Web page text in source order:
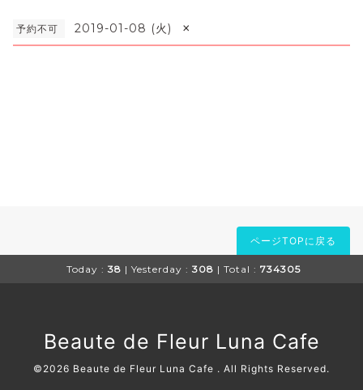
予約不可 2019-01-08 (火) ×
ページTOPに戻る
Today : 38 | Yesterday : 308 | Total : 734305
Beaute de Fleur Luna Cafe
©2026 Beaute de Fleur Luna Cafe . All Rights Reserved.